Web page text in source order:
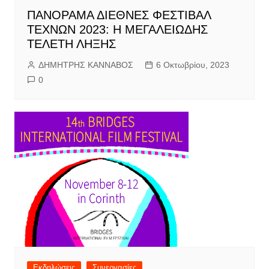
ΠΑΝΟΡΑΜΑ ΔΙΕΘΝΕΣ ΦΕΣΤΙΒΑΛ
ΤΕΧΝΩΝ 2023: Η ΜΕΓΑΛΕΙΩΔΗΣ
ΤΕΛΕΤΗ ΛΗΞΗΣ
ΔΗΜΗΤΡΗΣ ΚΑΝΝΑΒΟΣ
6 Οκτωβρίου, 2023
0